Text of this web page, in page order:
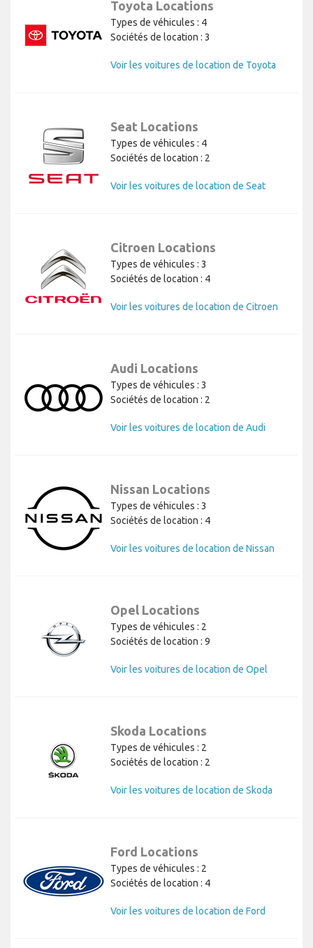
Toyota Locations
Types de véhicules : 4
Sociétés de location : 3
Voir les voitures de location de Toyota
Seat Locations
Types de véhicules : 4
Sociétés de location : 2
Voir les voitures de location de Seat
Citroen Locations
Types de véhicules : 3
Sociétés de location : 4
Voir les voitures de location de Citroen
Audi Locations
Types de véhicules : 3
Sociétés de location : 2
Voir les voitures de location de Audi
Nissan Locations
Types de véhicules : 3
Sociétés de location : 4
Voir les voitures de location de Nissan
Opel Locations
Types de véhicules : 2
Sociétés de location : 9
Voir les voitures de location de Opel
Skoda Locations
Types de véhicules : 2
Sociétés de location : 2
Voir les voitures de location de Skoda
Ford Locations
Types de véhicules : 2
Sociétés de location : 4
Voir les voitures de location de Ford